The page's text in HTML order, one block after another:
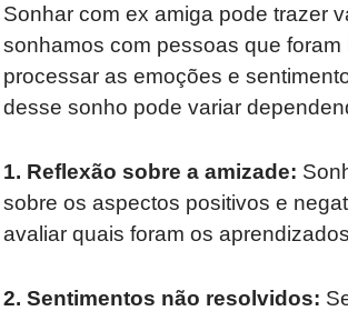
Sonhar com ex amiga pode trazer
sonhamos com pessoas que
processar as emoções e
desse sonho pode variar
1. Reflexão sobre a amizade:
sobre os aspectos positivos e
avaliar quais foram os
2. Sentimentos não resolvidos: